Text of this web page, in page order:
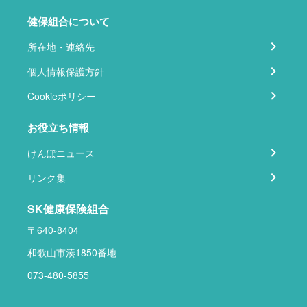
健保組合について
所在地・連絡先
個人情報保護方針
Cookieポリシー
お役立ち情報
けんぽニュース
リンク集
SK健康保険組合
〒640-8404
和歌山市湊1850番地
073-480-5855